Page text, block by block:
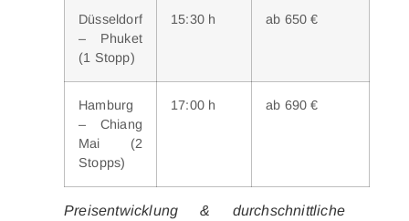
Düsseldorf
– Phuket
(1 Stopp)
15:30 h ab 650 €
Hamburg
– Chiang
Mai (2
Stopps)
17:00 h ab 690 €
Preisentwicklung & durchschnittliche